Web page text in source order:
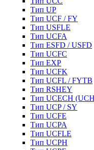
Тип UP
Тип UCF / FY
Тип USFLE
Тип UCFA
Тип ESFD / USFD
Тип UCFC
Тип EXP
Тип UCFK
Тип UCFL / FYTB
Тип RSHEY
Тип UCECH
Тип UCP / SY
Тип UCFE
Тип UCPA
Тип UCFLE
Тип UCPH